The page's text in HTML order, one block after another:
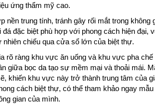
ứng thẩm mỹ cao.
nền trung tính, tránh gây rối mắt trong không
đặc biệt phù hợp với phong cách hiện đại,
chiếu qua cửa sổ lớn của biệt thự.
rõ ràng khu vực ăn uống và khu vực pha chế
giữa bọc da tạo sự mềm mại và thoải mái.
khiến khu vực này trở thành trung tâm của
cách biệt thự, có thể tham khảo ngay mẫu
gian của mình.